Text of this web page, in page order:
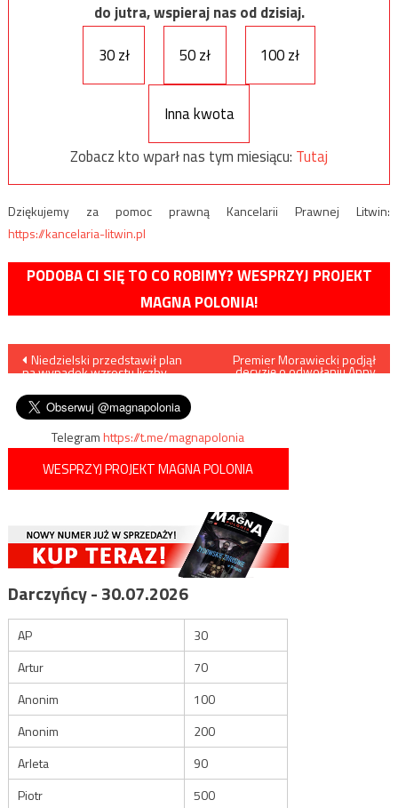
do jutra, wspieraj nas od dzisiaj.
30 zł
50 zł 100 zł
Inna kwota
Zobacz kto wparł nas tym miesiącu: Tutaj
Dziękujemy za pomoc prawną Kancelarii Prawnej Litwin:
https://kancelaria-litwin.pl
PODOBA CI SIĘ TO CO ROBIMY? WESPRZYJ PROJEKT
MAGNA POLONIA!
Nawigacja
wpisu
Niedzielski przedstawił plan
na wypadek wzrostu liczby
Premier Morawiecki podjął
decyzję o odwołaniu Anny
Telegramhttps://t.me/magnapolonia
WESPRZYJ PROJEKT MAGNA POLONIA
Darczyńcy - 30.07.2026
AP
30
Artur
70
Anonim
100
Anonim
200
Arleta
90
Piotr
500